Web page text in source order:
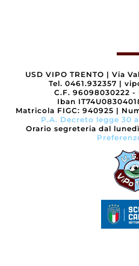
USD VIPO TRENTO | Via
Tel. 0461.932357 |
C.F. 96098030222 -
Iban
Matricola FIGC: 940925 |
P.A. Decreto legge 30
Orario segreteria dal